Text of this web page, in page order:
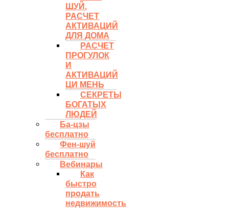
ШУЙ.
РАСЧЕТ
АКТИВАЦИЙ
ДЛЯ ДОМА
РАСЧЕТ
ПРОГУЛОК
И
АКТИВАЦИЙ
ЦИ МЕНЬ
СЕКРЕТЫ
БОГАТЫХ
ЛЮДЕЙ
Ба-цзы
бесплатно
Фен-шуй
бесплатно
Вебинары
Как
быстро
продать
недвижимость